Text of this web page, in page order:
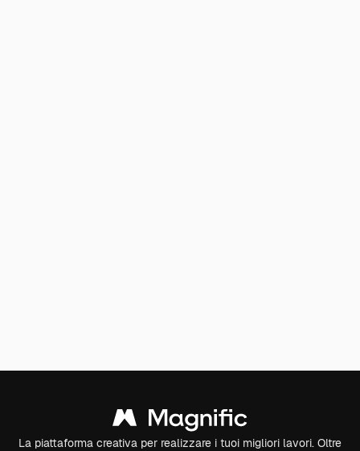
La piattaforma creativa per realizzare i tuoi migliori lavori. Oltre